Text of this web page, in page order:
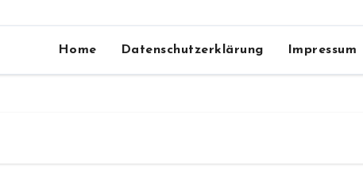
Home Datenschutzerklärung Impressum